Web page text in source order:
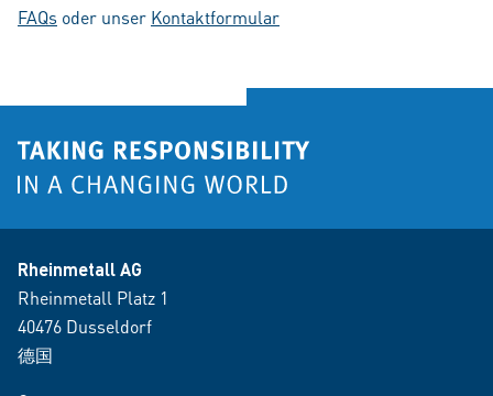
FAQs oder unser Kontaktformular
Rheinmetall AG
Rheinmetall Platz 1
40476 Dusseldorf
德国